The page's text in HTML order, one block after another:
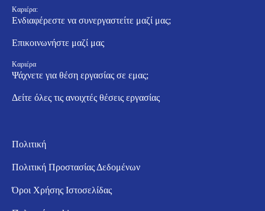
Καριέρα:
Ενδιαφέρεστε να συνεργαστείτε μαζί μας;
Επικοινωνήστε μαζί μας
Καριέρα
Ψάχνετε για θέση εργασίας σε εμας;
Δείτε όλες τις ανοιχτές θέσεις εργασίας
Πολιτική
Πολιτική Προστασίας Δεδομένων
Όροι Χρήσης Ιστοσελίδας